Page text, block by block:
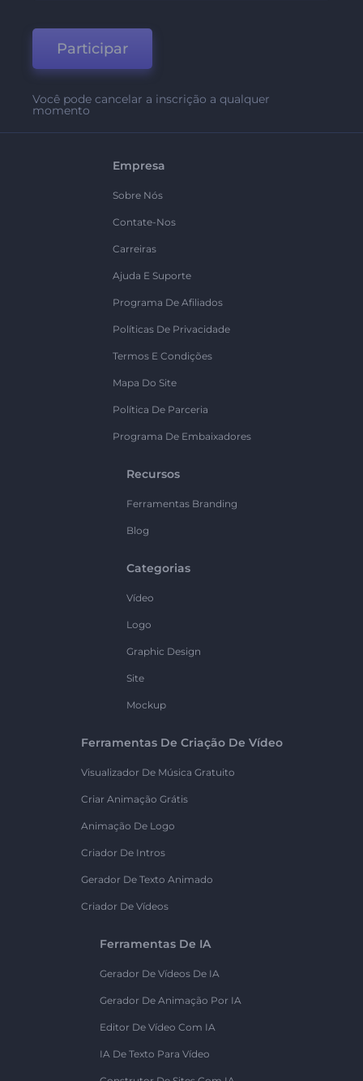
Participar
Você pode cancelar a inscrição a qualquer
momento
Empresa
Sobre Nós
Contate-Nos
Carreiras
Ajuda E Suporte
Programa De Afiliados
Políticas De Privacidade
Termos E Condições
Mapa Do Site
Política De Parceria
Programa De Embaixadores
Recursos
Ferramentas Branding
Blog
Categorias
Vídeo
Logo
Graphic Design
Site
Mockup
Ferramentas De Criação De Vídeo
Visualizador De Música Gratuito
Criar Animação Grátis
Animação De Logo
Criador De Intros
Gerador De Texto Animado
Criador De Vídeos
Ferramentas De IA
Gerador De Vídeos De IA
Gerador De Animação Por IA
Editor De Vídeo Com IA
IA De Texto Para Vídeo